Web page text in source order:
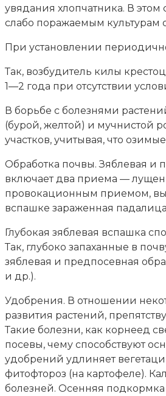
увядания хлопчатника. В
слабо поражаемым культурам
При установлении
Так, возбудитель килы
1—2 года при отсутствии
В борьбе с болезнями
(бурой, желтой) и мучнистой
участков, учитывая, что
Обработка почвы. Зяблевая и
включает два приема —
провокационным приемом,
вспашке зараженная
Глубокая зяблевая вспашка
Так, глубоко запаханные в
зяблевая и предпосевная
и др.).
Удобрения. В отношении
развития растений,
Такие болезни, как корнеед
посевы, чему способствуют
удобрений удлиняет
фитофтороз (на картофеле).
болезней. Осенняя